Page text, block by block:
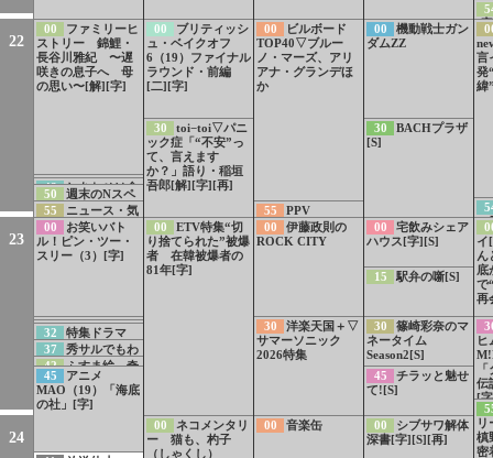
22
23
24
00
ファミリーヒ
ストリー 錦鯉・
長谷川雅紀 〜遅
咲きの息子へ 母
の思い〜[解][字]
47
特集ドラマ
「手塚治虫の戦
争」PR
48
しあわせは食
べて寝て待て〜早
春の養生編〜事前
PR[字]
50
週末のNスペ
は… 知られざる
核危機 ハルペリ
ン文書の警告[字]
55
ニュース・気
象情報[字]
00
お笑いバト
ル！ピン・ツー・
スリー（3）[字]
30
LIFE！夏 1
分PR 久保史緒里
初登場！豪華キャ
スト集結！
31
100カメ「東
海道新幹線」PR
32
特集ドラマ
「手塚治虫の戦
争」PR 8月12日
夜10時から放送
[字]
37
秀サルでもわ
かる 豊臣兄
弟！ なんで豊臣
兄弟は柴田勝家と
戦ったの？[字]
42
ふすま絵 奇
跡の再会[字]
45
アニメ
MAO（19）「海底
の社」[字]
00
ブリティッシ
ュ・ベイクオフ
6（19）ファイナル
ラウンド・前編
[二][字]
30
toi−toi▽パニ
ック症「“不安”っ
て、言えます
か？」語り・稲垣
吾郎[解][字][再]
00
ETV特集“切
り捨てられた”被爆
者 在韓被爆者の
81年[字]
00
ネコメンタリ
ー 猫も、杓子
（しゃくし）
00
ビルボード
TOP40▽ブルー
ノ・マーズ、アリ
アナ・グランデほ
か
55
PPV
00
伊藤政則の
ROCK CITY
30
洋楽天国＋▽
サマーソニック
2026特集
00 音楽缶
00
機動戦士ガン
ダムZZ
30
BACHプラザ
[S]
00
宅飲みシェア
ハウス[字][S]
15 駅弁の噺[S]
30
篠崎彩奈のマ
ネータイム
Season2[S]
45
チラッと魅せ
て![S]
00
シブサワ解体
深書[字][S][再]
[
言
発
緯
ス
佳
イ
ん
底
で
再
伝
[
リ
槙
密